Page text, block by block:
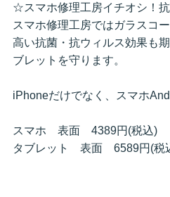
☆スマホ修理工房イチオシ！
スマホ修理工房ではガラスコ
高い抗菌・抗ウィルス効果も
ブレットを守ります。
iPhoneだけでなく、スマホ
スマホ 表面 4389円(税込)
タブレット 表面 6589円(税